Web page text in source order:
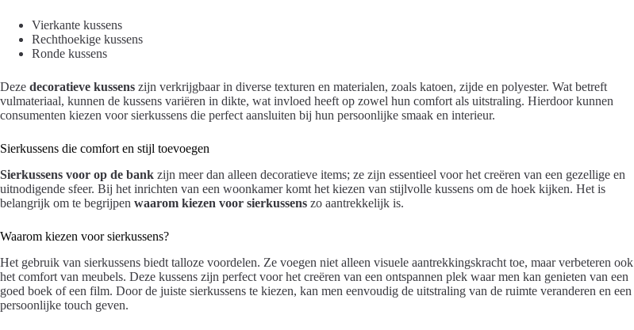
Vierkante kussens
Rechthoekige kussens
Ronde kussens
Deze decoratieve kussens zijn verkrijgbaar in diverse texturen en materialen, zoals katoen, zijde en polyester. Wat betreft
vulmateriaal, kunnen de kussens variëren in dikte, wat invloed heeft op zowel hun comfort als uitstraling. Hierdoor kunnen
consumenten kiezen voor sierkussens die perfect aansluiten bij hun persoonlijke smaak en interieur.
Sierkussens die comfort en stijl toevoegen
Sierkussens voor op de bank zijn meer dan alleen decoratieve items; ze zijn essentieel voor het creëren van een gezellige en
uitnodigende sfeer. Bij het inrichten van een woonkamer komt het kiezen van stijlvolle kussens om de hoek kijken. Het is
belangrijk om te begrijpen waarom kiezen voor sierkussens zo aantrekkelijk is.
Waarom kiezen voor sierkussens?
Het gebruik van sierkussens biedt talloze voordelen. Ze voegen niet alleen visuele aantrekkingskracht toe, maar verbeteren ook
het comfort van meubels. Deze kussens zijn perfect voor het creëren van een ontspannen plek waar men kan genieten van een
goed boek of een film. Door de juiste sierkussens te kiezen, kan men eenvoudig de uitstraling van de ruimte veranderen en een
persoonlijke touch geven.